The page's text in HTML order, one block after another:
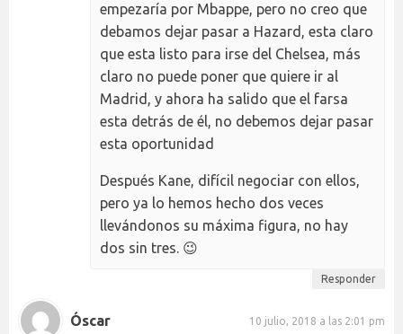
empezaría por Mbappe, pero no creo que
debamos dejar pasar a Hazard, esta claro
que esta listo para irse del Chelsea, más
claro no puede poner que quiere ir al
Madrid, y ahora ha salido que el farsa
esta detrás de él, no debemos dejar pasar
esta oportunidad
Después Kane, difícil negociar con ellos,
pero ya lo hemos hecho dos veces
llevándonos su máxima figura, no hay
dos sin tres. 😉
Responder
Óscar 10 julio, 2018 a las 2:01 pm